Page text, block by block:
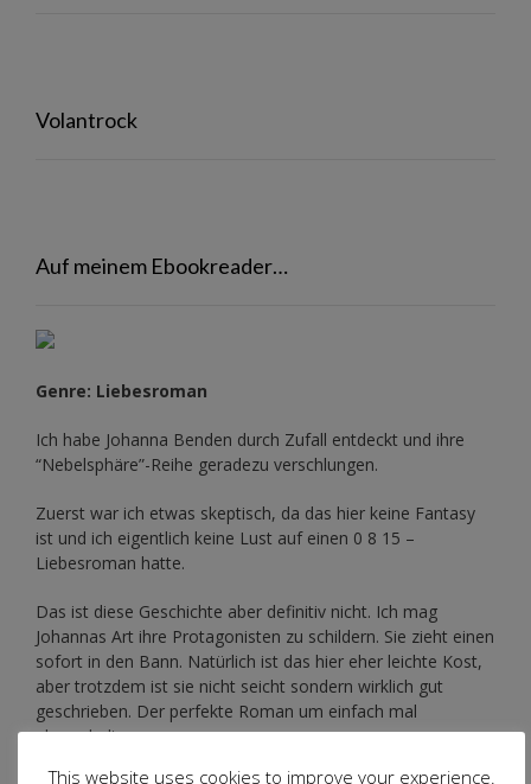
Volantrock
Auf meinem Ebookreader…
Genre: Liebesroman
Ich habe Johanna Benden durch Zufall entdeckt und ihre
“Nebelsphäre”-Reihe geradezu verschlungen.
Zuerst war ich etwas skeptisch, da das hier keine Fantasy
ist und ich eigentlich keine Lust auf einen 0 8 15 –
Liebesroman hatte.
Das ist diese Geschichte aber definitiv nicht. Ich mag
Johannas Art ihre Protagonisten zu schildern. Sie zieht einen
sofort in den Bann. Natürlich ist das hier eher leichte Kost,
aber trotzdem ist sie nicht seicht sondern wirklich gut
geschrieben. Der perfekte Roman um einfach mal
abzuschalten.
This website uses cookies to improve your experience.